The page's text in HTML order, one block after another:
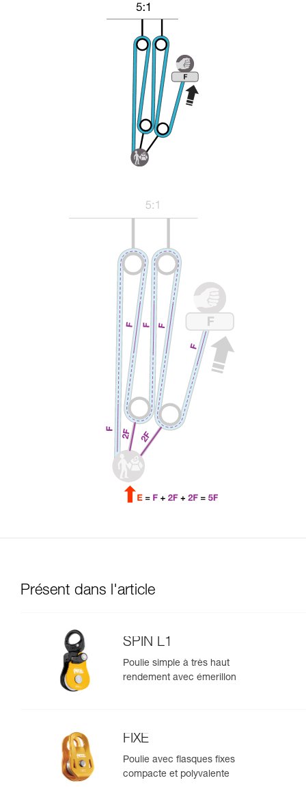
Présent dans l'article
SPIN L1
Poulie simple à très haut
rendement avec émerillon
FIXE
Poulie avec flasques fixes
compacte et polyvalente